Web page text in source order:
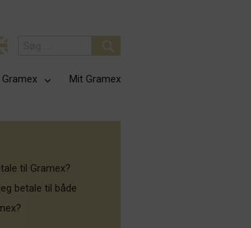
Mit Gramex
til Gramex?
betale til både